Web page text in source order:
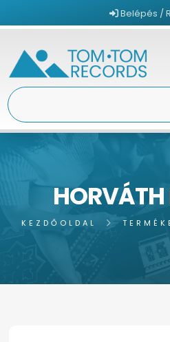
Belépés /
HORVÁTH
KEZDŐOLDAL